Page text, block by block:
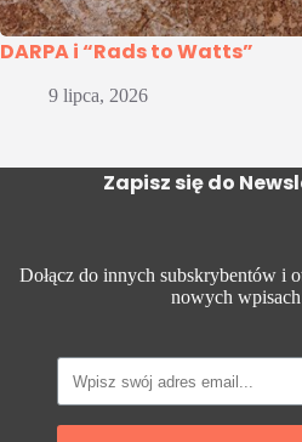
DARPA i “Rads to Watts”
9 lipca, 2026
Zapisz się do
Dołącz do innych subskrybentów i
nowych